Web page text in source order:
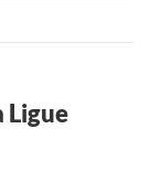
Ligue